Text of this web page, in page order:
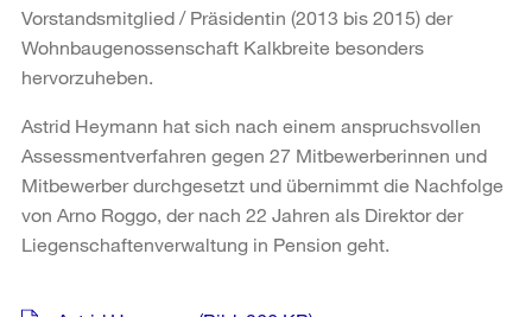
Vorstandsmitglied / Präsidentin (2013 bis 2015) der
Wohnbaugenossenschaft Kalkbreite besonders
hervorzuheben.
Astrid Heymann hat sich nach einem anspruchsvollen
Assessmentverfahren gegen 27 Mitbewerberinnen und
Mitbewerber durchgesetzt und übernimmt die Nachfolge
von Arno Roggo, der nach 22 Jahren als Direktor der
Liegenschaftenverwaltung in Pension geht.
Weitere